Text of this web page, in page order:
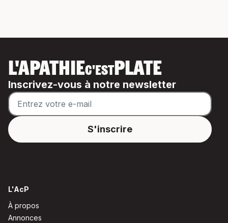
L'APATHIEC'ESTPLATE
Inscrivez-vous à notre newsletter
L'AcP
À propos
Annonces